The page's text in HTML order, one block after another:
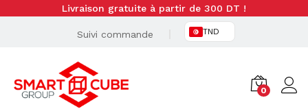
Livraison gratuite à partir de 300 DT !
Suivi commande TND
0